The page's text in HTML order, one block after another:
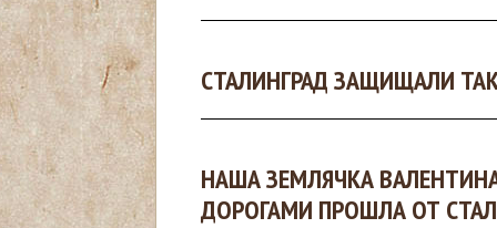
д
е
с
ь
СТАЛИНГРАД ЗАЩИЩАЛИ
НАША ЗЕМЛЯЧКА
ДОРОГАМИ ПРОШЛА ОТ